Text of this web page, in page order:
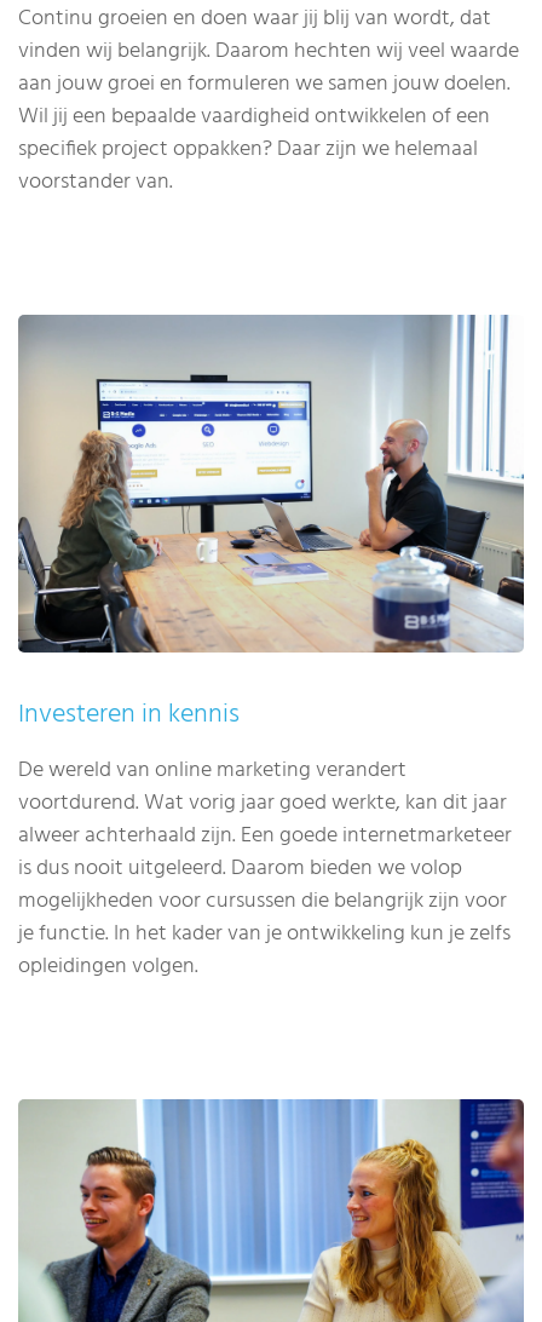
Continu groeien en doen waar jij blij van wordt, dat
vinden wij belangrijk. Daarom hechten wij veel waarde
aan jouw groei en formuleren we samen jouw doelen.
Wil jij een bepaalde vaardigheid ontwikkelen of een
specifiek project oppakken? Daar zijn we helemaal
voorstander van.
Investeren in kennis
De wereld van online marketing verandert
voortdurend. Wat vorig jaar goed werkte, kan dit jaar
alweer achterhaald zijn. Een goede internetmarketeer
is dus nooit uitgeleerd. Daarom bieden we volop
mogelijkheden voor cursussen die belangrijk zijn voor
je functie. In het kader van je ontwikkeling kun je zelfs
opleidingen volgen.